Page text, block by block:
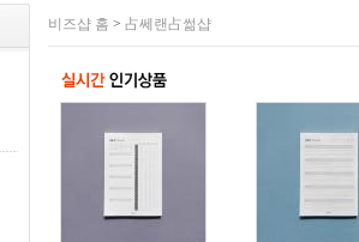
비즈샵 홈 > 占쎄랜占썲샵